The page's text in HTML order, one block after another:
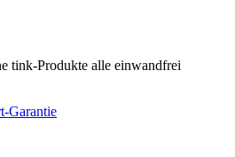
tink-Produkte alle einwandfrei
Garantie